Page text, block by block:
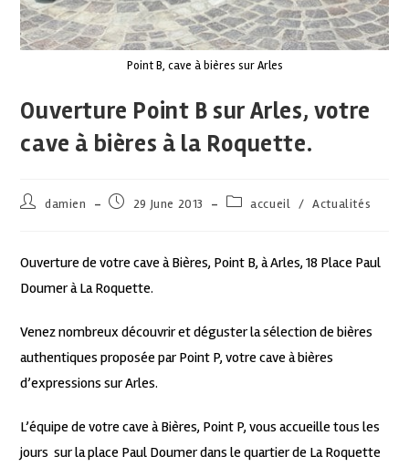
Point B, cave à bières sur Arles
Ouverture Point B sur Arles, votre
cave à bières à la Roquette.
damien 29 June 2013 accueil / Actualités
Ouverture de votre cave à Bières, Point B, à Arles, 18 Place Paul
Doumer à La Roquette.
Venez nombreux découvrir et déguster la sélection de bières
authentiques proposée par Point P, votre cave à bières
d’expressions sur Arles.
L’équipe de votre cave à Bières, Point P, vous accueille tous les
jours sur la place Paul Doumer dans le quartier de La Roquette